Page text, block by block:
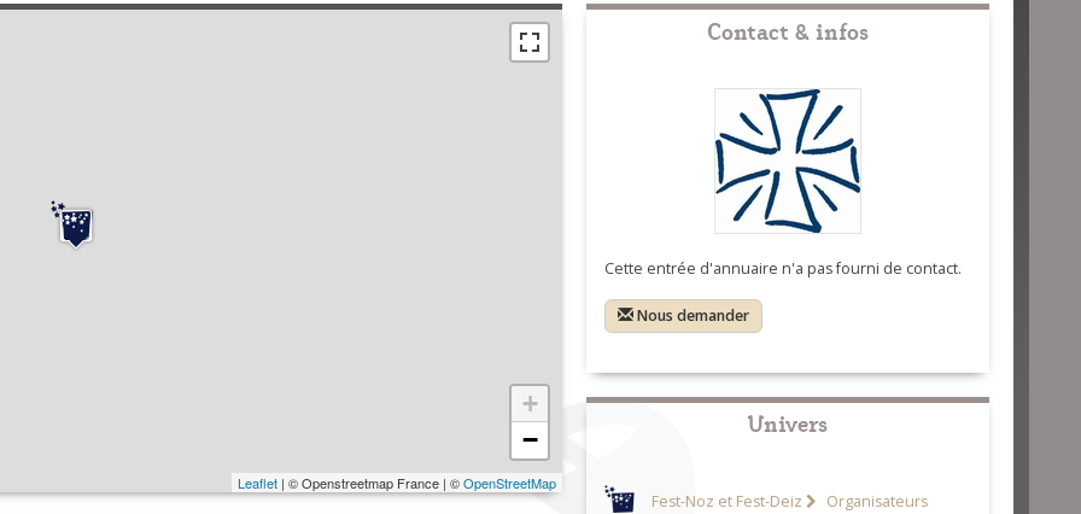
+
−
Leaflet| © Openstreetmap France | ©OpenStreetMap
Contact & infos
Cette entrée d'annuaire n'a pas fourni de contact.
Nous demander
Univers
Fest-Noz et Fest-Deiz Organisateurs